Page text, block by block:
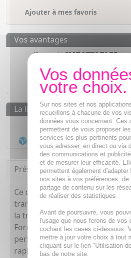
Ajouter à mes favoris
Vos avantages
Des prixIMBATTABLES
Paiement en ligne
Paiement en 4 fois sans
La livraison
Livraison gratuite dès 55€
Acheminement
Présentation
Ce déodorant maîtrise les
transpiration tout au long de
la transpiration et neutralise
Formule brevetée unique et
performances record. Ne tache
rapidement. Unique, efficace et
Sur nos sites et nos
recueillons à chacune de vos
données vous concernant. Ces
permettent de vous proposer
services les plus pertinents
vous adresser, en direct ou via
des communications et
et de mesurer leur efficacité.
permettent également d'adapter
nos sites à vos préférences,
partage de contenu sur les
de réaliser des statistiques
Avant de poursuivre, vous
l'usage que nous ferons de vos
cochant les cases ci-dessous.
mettre à jour votre choix à tout
cliquant sur le lien "Utilisation
bas de notre site.